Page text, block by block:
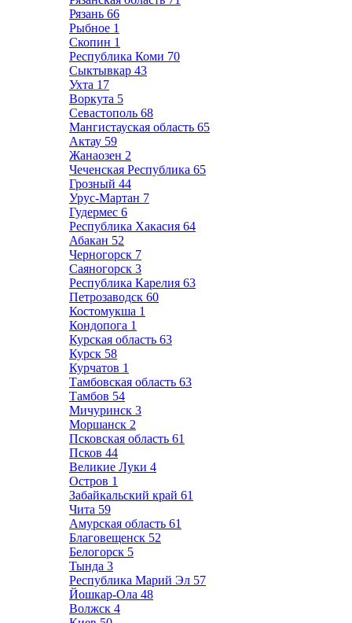
Рязань 66
Рыбное 1
Скопин 1
Республика Коми 70
Сыктывкар 43
Ухта 17
Воркута 5
Севастополь 68
Мангистауская область 65
Актау 59
Жанаозен 2
Чеченская Республика 65
Грозный 44
Урус-Мартан 7
Гудермес 6
Республика Хакасия 64
Абакан 52
Черногорск 7
Саяногорск 3
Республика Карелия 63
Петрозаводск 60
Костомукша 1
Кондопога 1
Курская область 63
Курск 58
Курчатов 1
Тамбовская область 63
Тамбов 54
Мичуринск 3
Моршанск 2
Псковская область 61
Псков 44
Великие Луки 4
Остров 1
Забайкальский край 61
Чита 59
Амурская область 61
Благовещенск 52
Белогорск 5
Тында 3
Республика Марий Эл 57
Йошкар-Ола 48
Волжск 4